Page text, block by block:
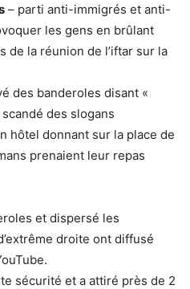
– parti anti-immigrés et anti-
les gens en brûlant
de la réunion de l’iftar sur la
des banderoles disant «
des slogans
hôtel donnant sur la place de
prenaient leur repas
et dispersé les
droite ont diffusé
sécurité et a attiré près de 2